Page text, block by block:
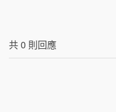
共0 則回應